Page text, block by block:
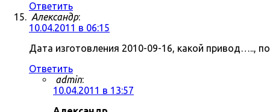
Ответить
Александр:
10.04.2011 в 06:15
Дата изготовления 2010-09-16, какой привод…..,
Ответить
admin:
10.04.2011 в 13:57